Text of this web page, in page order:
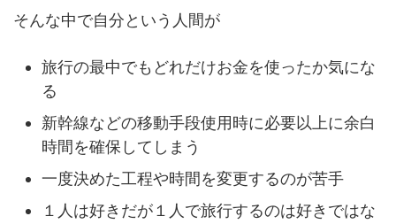
そんな中で自分という人間が
旅行の最中でもどれだけお金を使ったか気にな
る
新幹線などの移動手段使用時に必要以上に余白
時間を確保してしまう
一度決めた工程や時間を変更するのが苦手
１人は好きだが１人で旅行するのは好きではな